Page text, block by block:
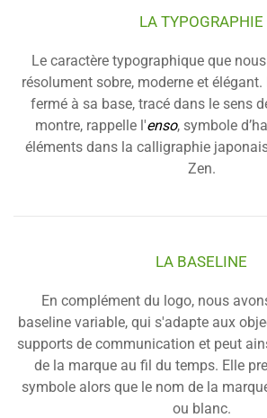
LA TYPOGRAPHIE
Le caractère typographique que
résolument sobre, moderne et élégant.
fermé à sa base, tracé dans le sens
montre, rappelle l'enso, symbole
éléments dans la calligraphie
Zen.
LA BASELINE
En complément du logo, nous
baseline variable, qui s'adapte aux
supports de communication et peut
de la marque au fil du temps. Elle
symbole alors que le nom de la
ou blanc.